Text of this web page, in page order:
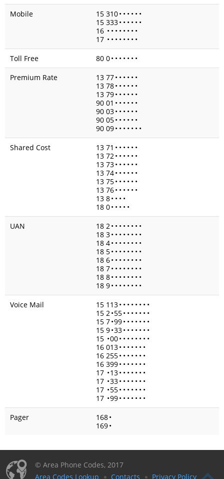
Mobile
15 310• • • • • •
15 333• • • • • •
16 • • • • • • • •
17 • • • • • • • •
Toll Free
80 0• • • • • • •
Premium Rate
13 77• • • • • •
13 78• • • • • •
13 79• • • • • •
90 01 • • • • • •
90 03• • • • • •
90 05• • • • • •
90 09• • • • • • •
Shared Cost
13 71 • • • • • •
13 72• • • • • •
13 73• • • • • •
13 74• • • • • •
13 75• • • • • •
13 76• • • • • •
13 8• • • •
18 0• • • • •
UAN
18 2• • • • • • • •
18 3• • • • • • • •
18 4• • • • • • • •
18 5• • • • • • • •
18 6• • • • • • • •
18 7• • • • • • • •
18 8• • • • • • • •
18 9• • • • • • • •
Voice Mail
15 113• • • • • • • •
15 2•55• • • • • • •
15 7•99• • • • • • •
15 9•33• • • • • • •
15 •00• • • • • • • •
16 013• • • • • • •
16 255• • • • • • •
16 399• • • • • • •
17 •13• • • • • • •
17 •33• • • • • • •
17 •55• • • • • • •
17 •99• • • • • • •
Pager
168•
169•
© Area Phone Codes, 2017
Area Codes Lookup
Contacts Privacy Policy